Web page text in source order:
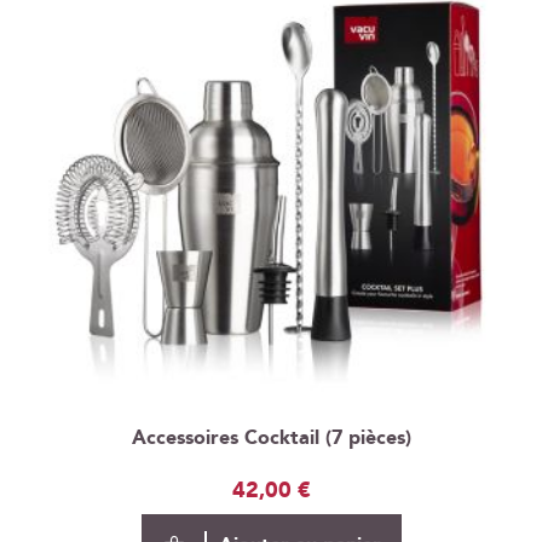
Accessoires Cocktail (7 pièces)
42,00 €